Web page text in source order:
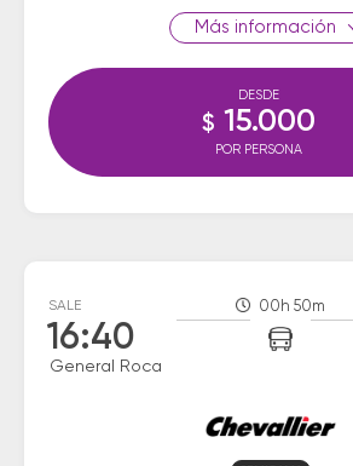
información
DESDE
$ 15.000
POR PERSONA
SALE
16:40
General Roca
00h 50m